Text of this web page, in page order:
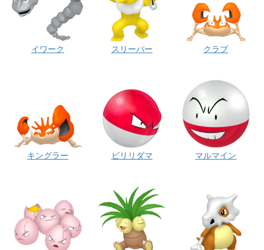
イワーク スリーパー クラブ
キングラー ビリリダマ マルマイン